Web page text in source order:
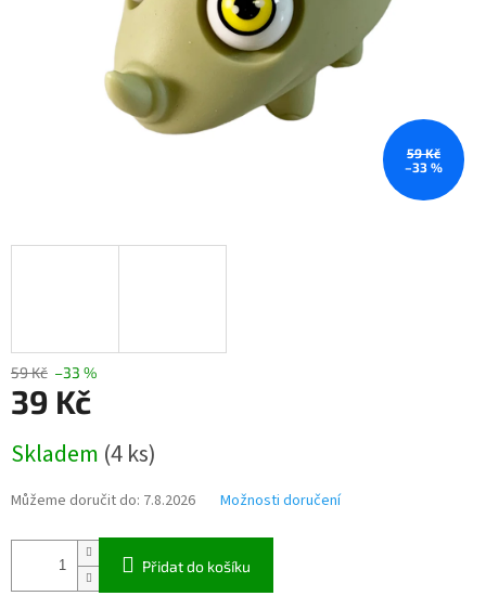
59 Kč
–33 %
59 Kč –33 %
39 Kč
cena:
Skladem (4 ks)
Můžeme doručit do: 7.8.2026 Možnosti doručení
Přidat do košíku